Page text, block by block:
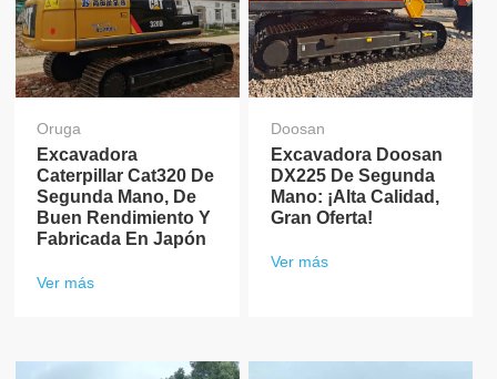
Oruga
Excavadora
Caterpillar Cat320 De
Segunda Mano, De
Buen Rendimiento Y
Fabricada En Japón
Ver más
Doosan
Excavadora Doosan
DX225 De Segunda
Mano: ¡Alta Calidad,
Gran Oferta!
Ver más